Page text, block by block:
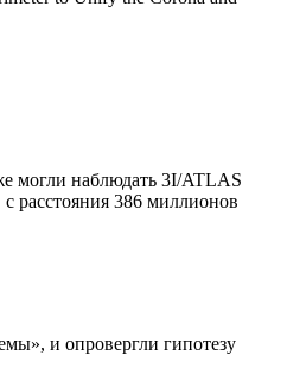
могли наблюдать 3I/ATLAS
расстояния 386 миллионов
и опровергли гипотезу